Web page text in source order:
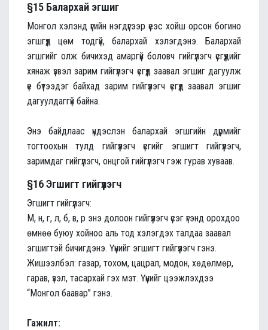
§15 Балархай эгшиг
Монгол хэлэнд үгийн нэгдүгээр үеэс хойш орсон богино
эгшгүүд цөм тодгүй, балархай хэлэгдэнэ. Балархай
эгшгийг олж бичихэд амаргүй боловч гийгүүлэгч үсгүүдийг
хянаж үзвэл зарим гийгүүлэгч үсгүүд заавал эгшиг дагуулж
үе бүтээдэг байхад зарим гийгүүлэгч үсгүүд заавал эгшиг
дагуулдаггүй байна.
Энэ байдлаас үндэслэн балархай эгшгийн дүрмийг
тогтоохын тулд гийгүүлэгч үсгийг эгшигт гийгүүлэгч,
заримдаг гийгүүлэгч, онцгой гийгүүлэгч гэж гурав хуваав.
§16 Эгшигт гийгүүлэгч
Эгшигт гийгүүлэгч:
М, н, г, л, б, в, р энэ долоон гийгүүлэгч үсэг үгэнд орохдоо
өмнөө буюу хойноо аль тод хэлэгдэх талдаа заавал
эгшигтэй бичигдэнэ. Үүнийг эгшигт гийгүүлэгч гэнэ.
Жишээлбэл: газар, тохом, цацрал, модон, хөдөлмөр,
гарав, үзэл, тасархай гэх мэт. Үүнийг цээжлэхдээ
“Монгол баавар” гэнэ.
Гажилт: